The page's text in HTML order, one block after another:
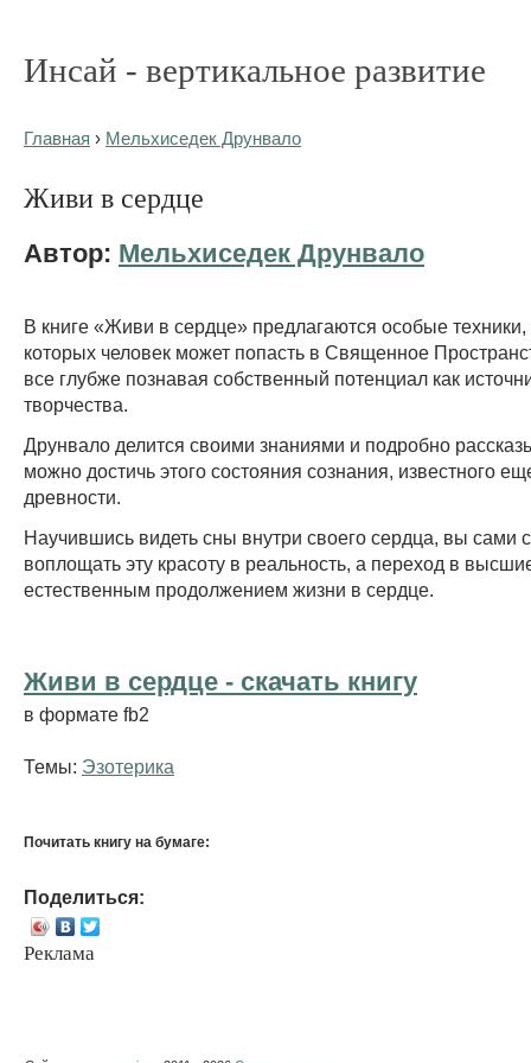
Инсай - вертикальное развитие
Главная › Мельхиседек Друнвало
Живи в сердце
Автор: Мельхиседек Друнвало
В книге «Живи в сердце» предлагаются особые
которых человек может попасть в Священное
все глубже познавая собственный потенциал как
творчества.
Друнвало делится своими знаниями и подробно
можно достичь этого состояния сознания, известного
древности.
Научившись видеть сны внутри своего сердца, вы сами
воплощать эту красоту в реальность, а переход в
естественным продолжением жизни в сердце.
Живи в сердце - cкачать книгу
в формате fb2
Темы: Эзотерика
Почитать книгу на бумаге:
Поделиться:
Реклама